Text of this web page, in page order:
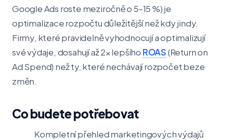
Google Ads roste meziročně o 5–15 %) je
optimalizace rozpočtu důležitější než kdy jindy.
Firmy, které pravidelně vyhodnocují a optimalizují
své výdaje, dosahují až 2× lepšího ROAS(Return on
Ad Spend) než ty, které nechávají rozpočet beze
změn.
Co budete potřebovat
Kompletní přehled marketingových výdajů